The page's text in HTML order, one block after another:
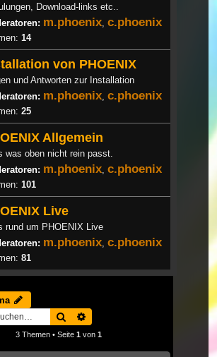
Download-links etc..
m.phoenix, c.phoenix
14
von PHOENIX
und Antworten zur Installation
m.phoenix, c.phoenix
25
Allgemein
was oben nicht rein passt.
m.phoenix, c.phoenix
101
Live
rund um PHOENIX Live
m.phoenix, c.phoenix
81
Suche
3 Themen • Seite 1 von 1